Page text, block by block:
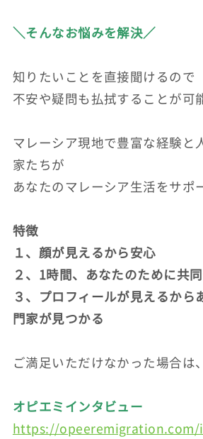
＼そんなお悩みを解決／
知りたいことを直接聞けるので
不安や疑問も払拭することが可
マレーシア現地で豊富な経験と
家たちが
あなたのマレーシア生活をサポ
特徴
１、顔が見えるから安心
２、1時間、あなたのために共
３、プロフィールが見えるから
門家が見つかる
ご満足いただけなかった場合は
オピエミインタビュー
https://